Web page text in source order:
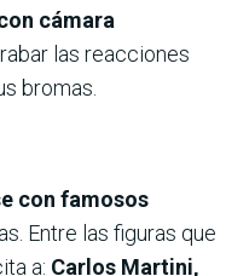
cámara
las reacciones
bromas.
con famosos
Entre las figuras que
a: Carlos Martini,